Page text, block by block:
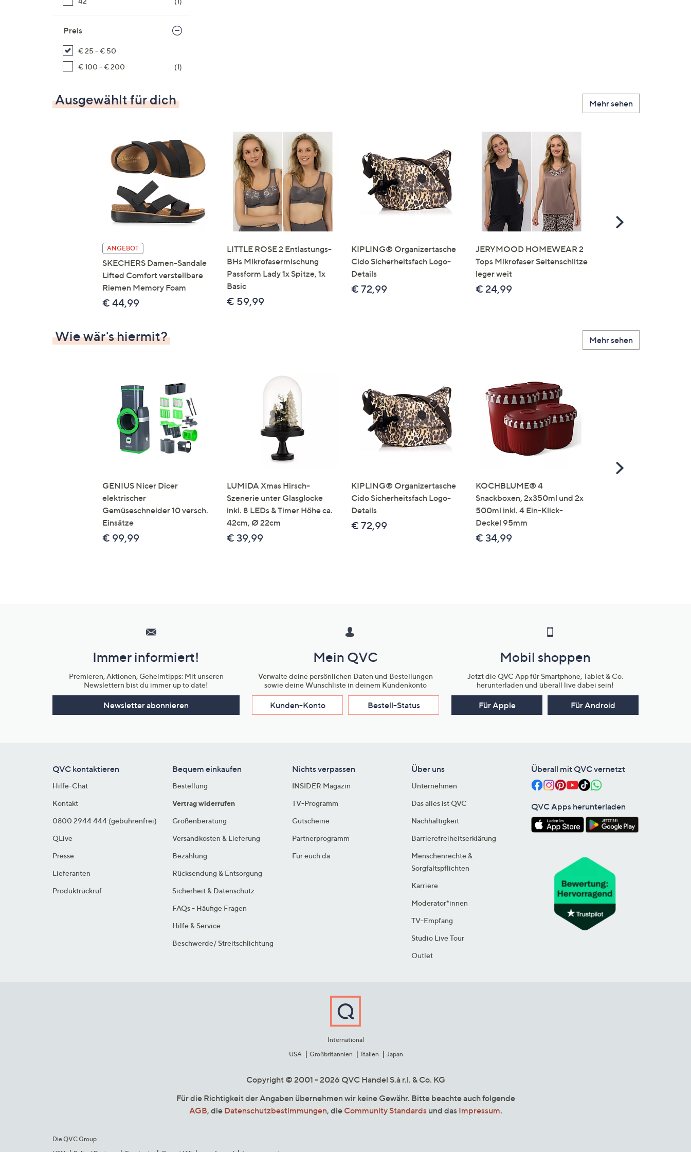
Preis
€ 25 - € 50
€ 100 - € 200
(1)
Ausgewählt für dich Mehr sehen
ANGEBOT
SKECHERS Damen-Sandale
Lifted Comfort verstellbare
Riemen Memory Foam
€ 44,99
LITTLE ROSE 2 Entlastungs-
BHs Mikrofasermischung
Passform Lady 1x Spitze, 1x
Basic
€ 59,99
KIPLING® Organizertasche
Cido Sicherheitsfach Logo-
Details
€ 72,99
JERYMOOD HOMEWEAR 2
Tops Mikrofaser Seitenschlitze
leger weit
€ 24,99
Scroll
Wie wär's hiermit? Mehr sehen
GENIUS Nicer Dicer
elektrischer
Gemüseschneider 10 versch.
Einsätze
€ 99,99
LUMIDA Xmas Hirsch-
Szenerie unter Glasglocke
inkl. 8 LEDs & Timer Höhe ca.
42cm, Ø 22cm
€ 39,99
KIPLING® Organizertasche
Cido Sicherheitsfach Logo-
Details
€ 72,99
KOCHBLUME® 4
Snackboxen, 2x350ml und 2x
500ml inkl. 4 Ein-Klick-
Deckel 95mm
€ 34,99
Scroll
Unternehmensinformationen
Immer informiert!
Premieren, Aktionen, Geheimtipps: Mit unseren
Newslettern bist du immer up to date!
Newsletter abonnieren
Mein QVC
Verwalte deine persönlichen Daten und Bestellungen
sowie deine Wunschliste in deinem Kundenkonto
Kunden-Konto Bestell-Status
Mobil shoppen
Jetzt die QVC App für Smartphone, Tablet & Co.
herunterladen und überall live dabei sein!
Für Apple Für Android
QVC kontaktieren
Hilfe-Chat
Kontakt
0800 2944 444 (gebührenfrei)
QLive
Presse
Lieferanten
Produktrückruf
Bequem einkaufen
Bestellung
Vertrag widerrufen
Größenberatung
Versandkosten & Lieferung
Bezahlung
Rücksendung & Entsorgung
Sicherheit & Datenschutz
FAQs - Häufige Fragen
Hilfe & Service
Beschwerde/ Streitschlichtung
Nichts verpassen
INSIDER Magazin
TV-Programm
Gutscheine
Partnerprogramm
Für euch da
Über uns
Unternehmen
Das alles ist QVC
Nachhaltigkeit
Barrierefreiheitserklärung
Menschenrechte &
Sorgfaltspflichten
Karriere
Moderator*innen
TV-Empfang
Studio Live Tour
Outlet
Überall mit QVC vernetzt
QVC Apps herunterladen
International
USA
Großbritannien Italien Japan
Copyright © 2001 - 2026 QVC Handel S.à r.l. & Co. KG
Für die Richtigkeit der Angaben übernehmen wir keine Gewähr. Bitte beachte auch folgende
AGB, die Datenschutzbestimmungen, die Community Standardsund das Impressum.
Die QVC Group